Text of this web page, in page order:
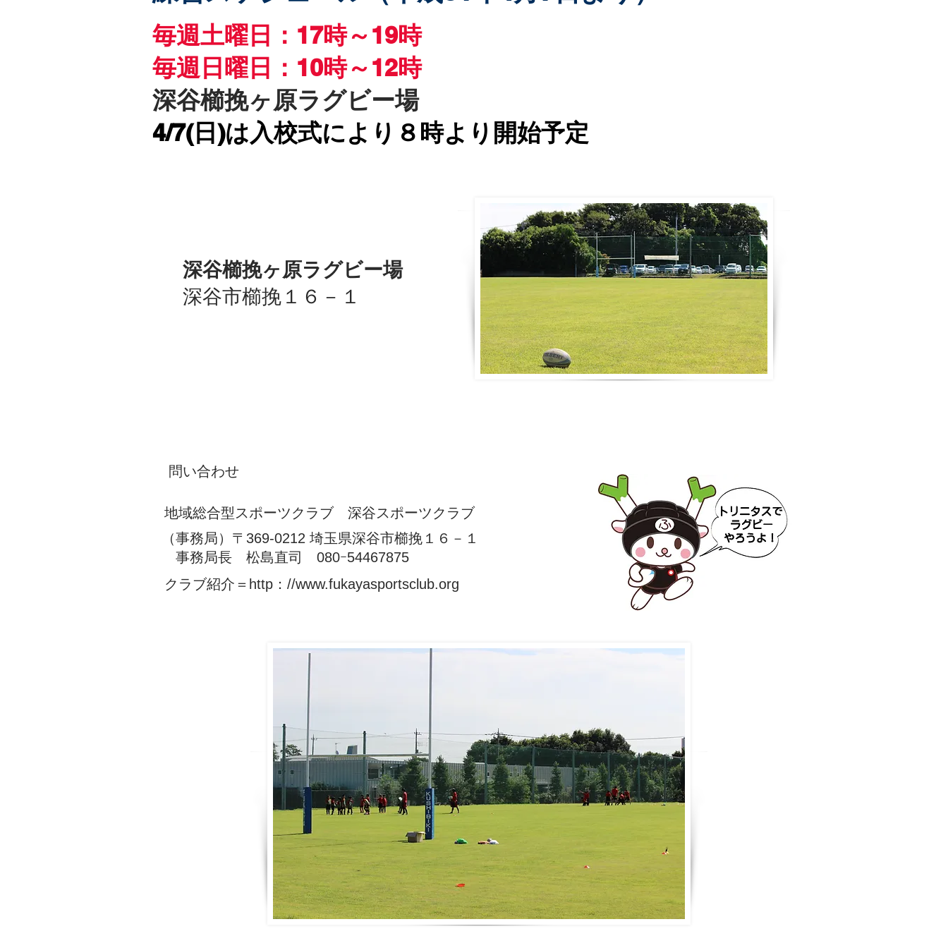
毎週土曜日：17時～19時
毎週日 曜日：10時～12時
深谷櫛挽ヶ原ラグビー場
4/7(日)は入校式により８時より開始予定
深谷櫛挽ヶ原ラグビー場
深谷市櫛挽１６－１
問い合わせ
地域総合型スポーツクラブ深谷スポーツクラブ
（事務局）〒369-0212 埼玉県深谷市櫛挽１６－１
​ 事務局長 松島直司 080ｰ54467875
クラブ紹介＝http：//www.fukayasportsclub.org